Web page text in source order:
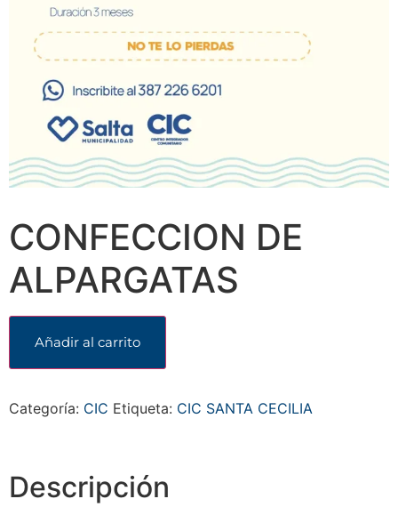
CONFECCION DE
ALPARGATAS
Añadir al carrito
Categoría: CIC Etiqueta: CIC SANTA CECILIA
Descripción